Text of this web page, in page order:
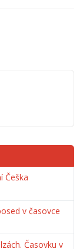
Češka
v časovce
Časovku v